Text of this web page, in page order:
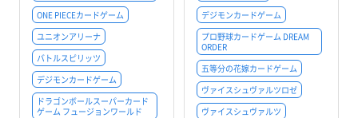
ONE PIECEカードゲーム
ユニオンアリーナ
バトルスピリッツ
デジモンカードゲーム
ドラゴンボールスーパーカード
ゲーム フュージョンワールド
デジモンカードゲーム
プロ野球カードゲーム DREAM
ORDER
五等分の花嫁カードゲーム
ヴァイスシュヴァルツロゼ
ヴァイスシュヴァルツ